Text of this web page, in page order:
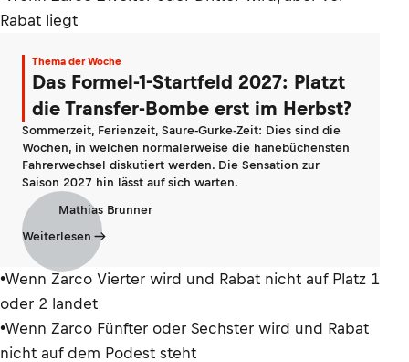
Rabat liegt
Thema der Woche
Das Formel-1-Startfeld 2027: Platzt
die Transfer-Bombe erst im Herbst?
Sommerzeit, Ferienzeit, Saure-Gurke-Zeit: Dies sind die
Wochen, in welchen normalerweise die hanebüchensten
Fahrerwechsel diskutiert werden. Die Sensation zur
Saison 2027 hin lässt auf sich warten.
Mathias Brunner
Weiterlesen
•Wenn Zarco Vierter wird und Rabat nicht auf Platz 1
oder 2 landet
•Wenn Zarco Fünfter oder Sechster wird und Rabat
nicht auf dem Podest steht